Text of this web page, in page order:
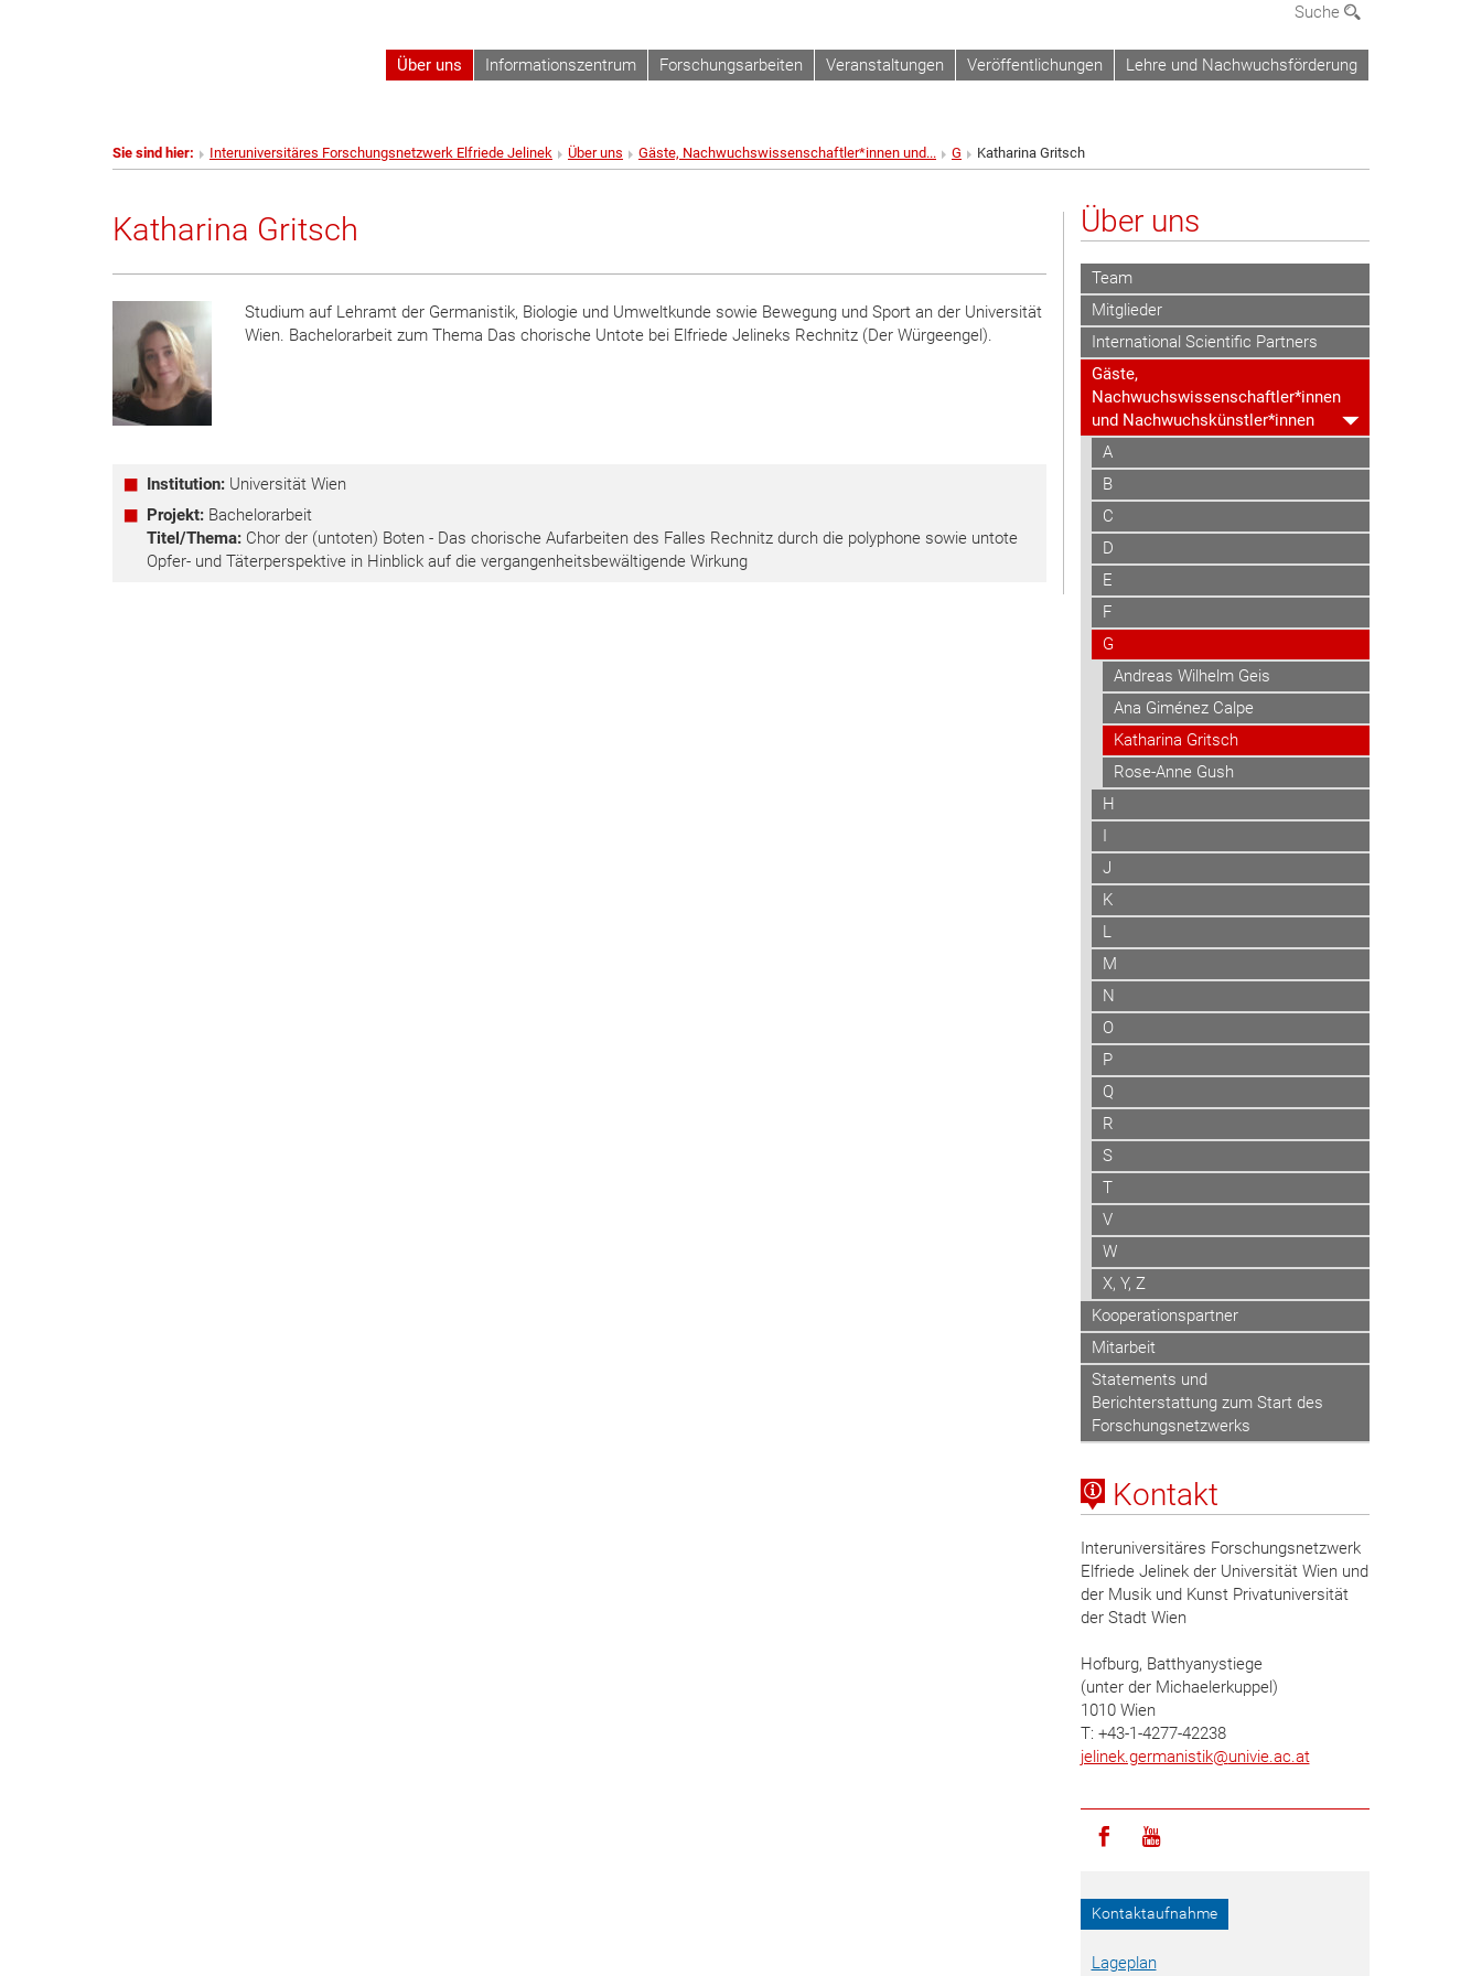
Suche
Über uns Informationszentrum Forschungsarbeiten Veranstaltungen Veröffentlichungen Lehre und Nachwuchsförderung
Sie sind hier: Interuniversitäres Forschungsnetzwerk Elfriede Jelinek Über uns Gäste, Nachwuchswissenschaftler*innen und... G Katharina Gritsch
Katharina Gritsch
Studium auf Lehramt der Germanistik, Biologie und Umweltkunde sowie Bewegung und Sport an der Universität
Wien. Bachelorarbeit zum Thema Das chorische Untote bei Elfriede Jelineks Rechnitz (Der Würgeengel).
Institution:Universität Wien
Projekt:Bachelorarbeit
Titel/Thema:Chor der (untoten) Boten - Das chorische Aufarbeiten des Falles Rechnitz durch die polyphone sowie untote
Opfer- und Täterperspektive in Hinblick auf die vergangenheitsbewältigende Wirkung
Über uns
Team
Mitglieder
International Scientific Partners
Gäste,
Nachwuchswissenschaftler*innen
und Nachwuchskünstler*innen
A
B
C
D
E
F
G
Andreas Wilhelm Geis
Ana Giménez Calpe
Katharina Gritsch
Rose-Anne Gush
H
I
J
K
L
M
N
O
P
Q
R
S
T
V
W
X, Y, Z
Kooperationspartner
Mitarbeit
Statements und
Berichterstattung zum Start des
Forschungsnetzwerks
Kontakt
Interuniversitäres Forschungsnetzwerk
Elfriede Jelinek der Universität Wien und
der Musik und Kunst Privatuniversität
der Stadt Wien
Hofburg, Batthyanystiege
(unter der Michaelerkuppel)
1010 Wien
T: +43-1-4277-42238
jelinek.germanistik@univie.ac.at
Icon facebook
Icon youtube
Kontaktaufnahme
Lageplan